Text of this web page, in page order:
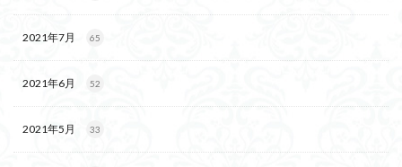
2021年7月 65
2021年6月 52
2021年5月 33